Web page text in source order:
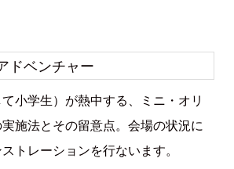
ドベンチャー
小学生）が熱中する、ミニ・オリ
施法とその留意点。会場の状況に
トレーションを行ないます。